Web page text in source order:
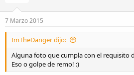
7 Marzo 2015
ImTheDanger dijo:
Alguna foto que cumpla con el requisito
Eso o golpe de remo! :)